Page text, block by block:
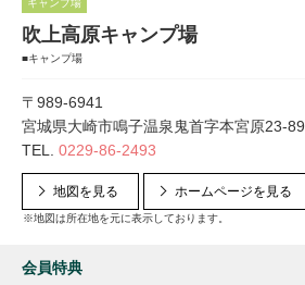
キャンプ場
吹上高原キャンプ場
■キャンプ場
〒989-6941
宮城県大崎市鳴子温泉鬼首字本宮原23-89
TEL. 0229-86-2493
地図を見る
※地図は所在地を元に表示しております。
ホームページを見る
会員特典